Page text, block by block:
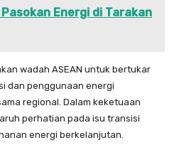
Energi di Tarakan
wadah ASEAN untuk bertukar
dan penggunaan energi
regional. Dalam keketuaan
perhatian pada isu transisi
energi berkelanjutan.